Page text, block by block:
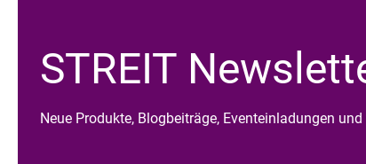
STREIT
Neue Produkte, Blogbeiträge, Eventeinladungen